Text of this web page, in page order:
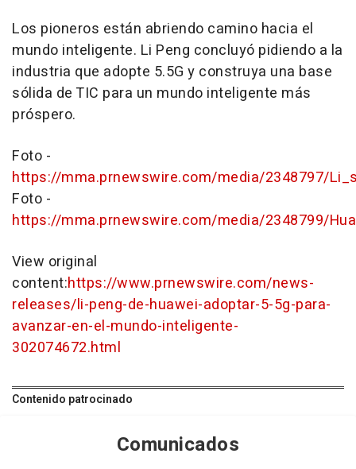
Los pioneros están abriendo camino hacia el
mundo inteligente. Li Peng concluyó pidiendo a la
industria que adopte 5.5G y construya una base
sólida de TIC para un mundo inteligente más
próspero.
Foto -
https://mma.prnewswire.com/media/2348797/
Foto -
https://mma.prnewswire.com/media/2348799/
View original
content:https://www.prnewswire.com/news-
releases/li-peng-de-huawei-adoptar-5-5g-para-
avanzar-en-el-mundo-inteligente-
302074672.html
Contenido patrocinado
Comunicados